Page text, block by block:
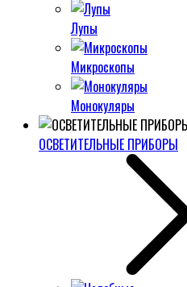
Лупы
Микроскопы
Монокуляры
ОСВЕТИТЕЛЬНЫЕ ПРИБОРЫ